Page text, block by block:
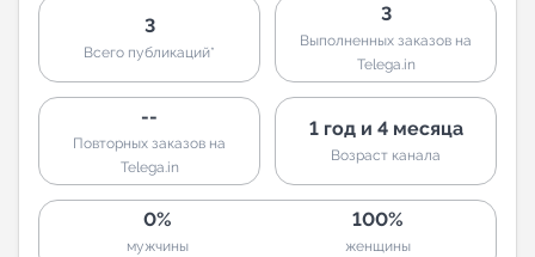
3
Всего публикаций*
3
Выполненных заказов на
Telega.in
--
Повторных заказов на
Telega.in
1 год и 4 месяца
Возраст канала
0%
мужчины
100%
женщины